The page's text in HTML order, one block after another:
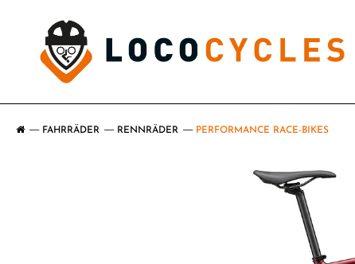
FAHRRÄDER RENNRÄDER PERFORMANCE RACE-BIKES